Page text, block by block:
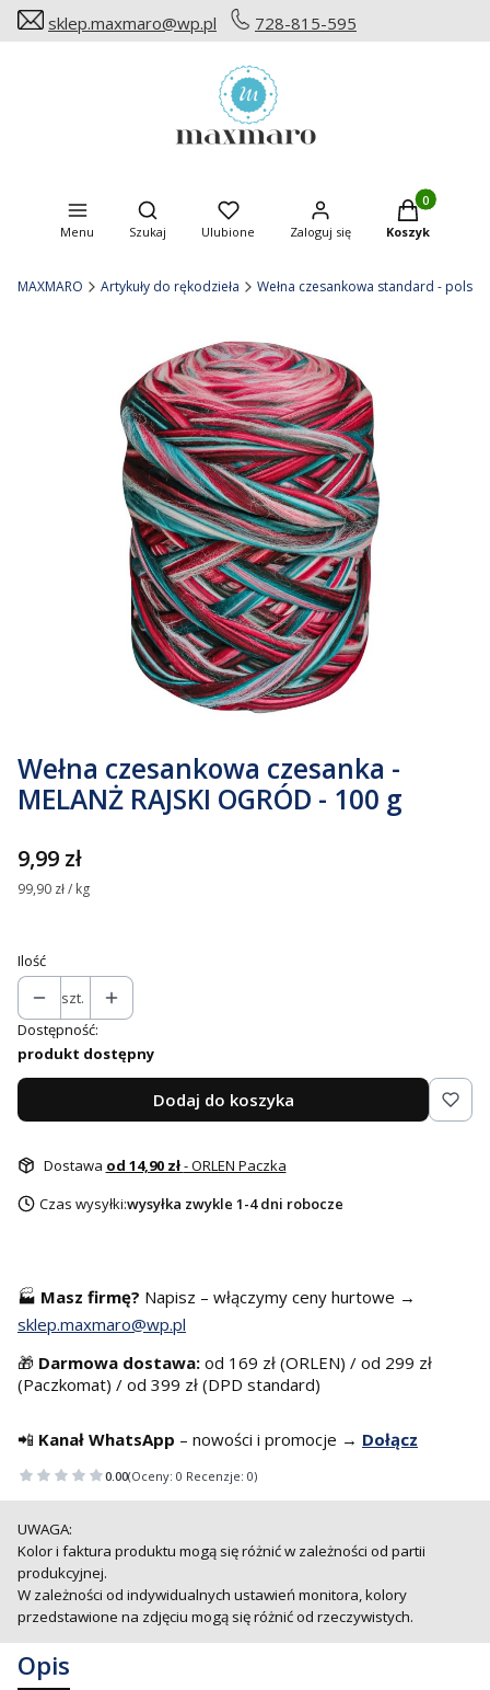
sklep.maxmaro@wp.pl 728-815-595
Menu
Otwórz wyszukiwarkę
Szukaj Ulubione Zaloguj się
Produkty w
Koszyk
MAXMARO Artykuły do rękodzieła Wełna czesankowa standard - polska
Wełna czesankowa czesanka -
MELANŻ RAJSKI OGRÓD - 100 g
Cena
9,99 zł
99,90 zł / kg
Ilość
szt.
Dostępność:
produkt dostępny
Dodaj do koszyka
Dostawa od 14,90 zł- ORLEN Paczka
Czas wysyłki:wysyłka zwykle 1-4 dni robocze
🏭 Masz firmę? Napisz – włączymy ceny hurtowe →
sklep.maxmaro@wp.pl
🎁 Darmowa dostawa: od 169 zł (ORLEN) / od 299 zł
(Paczkomat) / od 399 zł (DPD standard)
📲 Kanał WhatsApp – nowości i promocje → Dołącz
0.00(Oceny: 0 Recenzje: 0)
UWAGA:
Kolor i faktura produktu mogą się różnić w zależności od partii
produkcyjnej.
W zależności od indywidualnych ustawień monitora, kolory
przedstawione na zdjęciu mogą się różnić od rzeczywistych.
Opis